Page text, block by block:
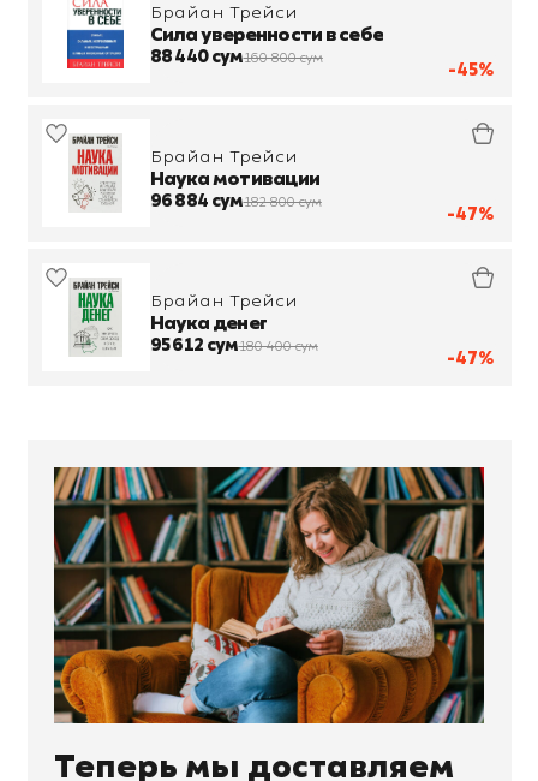
-45%
Брайан Трейси
Сила уверенности в себе
88 440 сум160 800 сум
-47%
Брайан Трейси
Наука мотивации
96 884 сум182 800 сум
-47%
Брайан Трейси
Наука денег
95 612 сум180 400 сум
Теперь мы доставляем